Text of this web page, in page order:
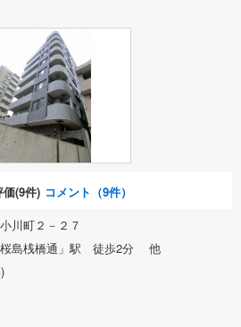
価(9件) コメント（9件）
川町２－２７
桜島桟橋通」駅 徒歩2分 他